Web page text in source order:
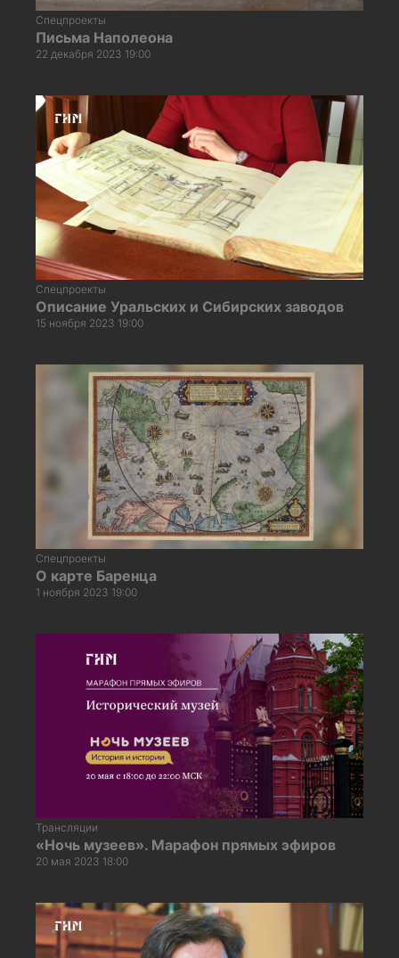
Спецпроекты
Письма Наполеона
22 декабря 2023 19:00
Спецпроекты
Описание Уральских и Сибирских заводов
15 ноября 2023 19:00
Спецпроекты
О карте Баренца
1 ноября 2023 19:00
Трансляции
«Ночь музеев». Марафон прямых эфиров
20 мая 2023 18:00